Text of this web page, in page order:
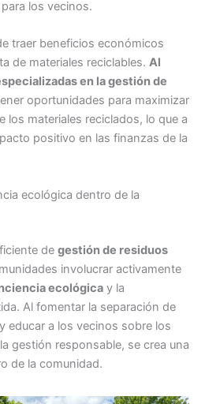
para los vecinos.
traer beneficios económicos
de materiales reciclables. Al
en la gestión de
oportunidades para maximizar
los materiales reciclados, lo que a
positivo en las finanzas de la
ecológica dentro de la
de gestión de residuos
involucrar activamente
ecológica y la
Al fomentar la separación de
educar a los vecinos sobre los
gestión responsable, se crea una
de la comunidad.